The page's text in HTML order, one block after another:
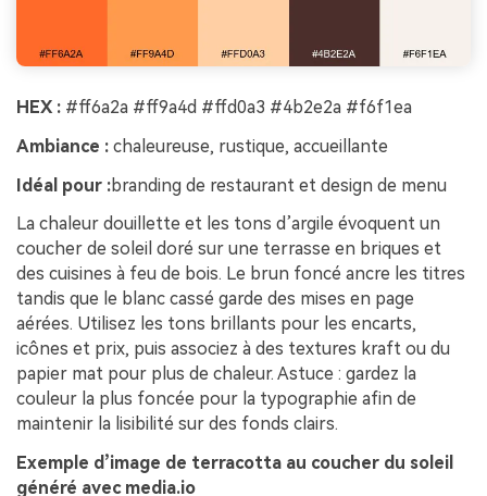
HEX : #ff6a2a #ff9a4d #ffd0a3 #4b2e2a #f6f1ea
Ambiance : chaleureuse, rustique, accueillante
Idéal pour :branding de restaurant et design de menu
La chaleur douillette et les tons d’argile évoquent un
coucher de soleil doré sur une terrasse en briques et
des cuisines à feu de bois. Le brun foncé ancre les titres
tandis que le blanc cassé garde des mises en page
aérées. Utilisez les tons brillants pour les encarts,
icônes et prix, puis associez à des textures kraft ou du
papier mat pour plus de chaleur. Astuce : gardez la
couleur la plus foncée pour la typographie afin de
maintenir la lisibilité sur des fonds clairs.
Exemple d’image de terracotta au coucher du soleil
généré avec media.io